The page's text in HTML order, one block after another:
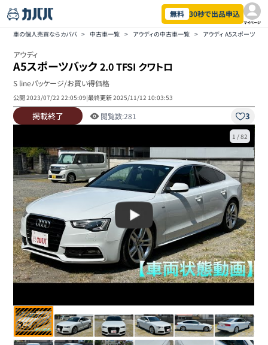
無料 30秒で出品申込
マイページ
車の個人売買ならカババ > 中古車一覧 > アウディの中古車一覧 > アウディ A5スポーツバ
アウディ
A5スポーツバック 2.0 TFSI クワトロ
S lineパッケージ/お買い得価格
公開2023/07/22 22:05:09|最終更新2025/11/12 10:03:53
掲載終了 閲覧数:281 3
1 /82